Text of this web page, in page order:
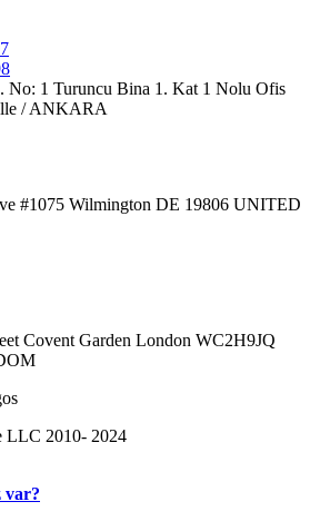
No: 1 Turuncu Bina 1. Kat 1 Nolu Ofis
/ ANKARA
#1075 Wilmington DE 19806 UNITED
Covent Garden London WC2H9JQ
LLC 2010- 2024
var?